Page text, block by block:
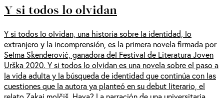
Y si todos lo olvidan
Y si todos lo olvidan, una historia sobre la identidad, lo
extranjero y la incomprensión, es la primera novela firmada por
Selma Skenderović, ganadora del Festival de Literatura Joven
Urška 2020. Y si todos lo olvidan es una novela sobre el paso a
la vida adulta y la búsqueda de identidad que continúa con las
cuestiones que la autora ya planteó en su debut literario, el